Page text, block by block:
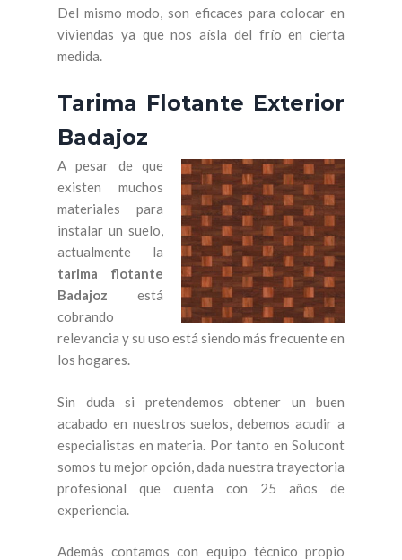
Del mismo modo, son eficaces para colocar en
viviendas ya que nos aísla del frío en cierta
medida.
Tarima Flotante Exterior
Badajoz
A pesar de que
existen muchos
materiales para
instalar un suelo,
actualmente la
tarima flotante
Badajoz está
cobrando
relevancia y su uso está siendo más frecuente en
los hogares.
Sin duda si pretendemos obtener un buen
acabado en nuestros suelos, debemos acudir a
especialistas en materia. Por tanto en Solucont
somos tu mejor opción, dada nuestra trayectoria
profesional que cuenta con 25 años de
experiencia.
Además contamos con equipo técnico propio